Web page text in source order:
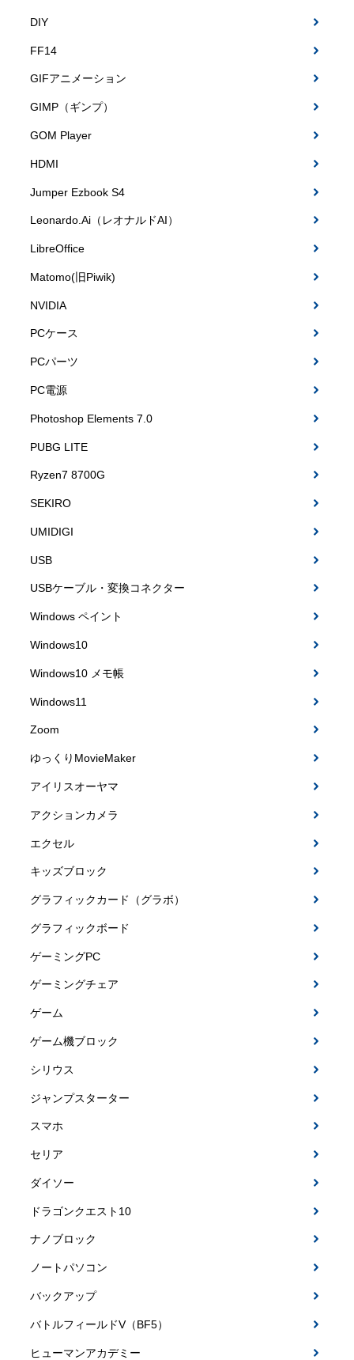
DIY
FF14
GIFアニメーション
GIMP（ギンプ）
GOM Player
HDMI
Jumper Ezbook S4
Leonardo.Ai（レオナルドAI）
LibreOffice
Matomo(旧Piwik)
NVIDIA
PCケース
PCパーツ
PC電源
Photoshop Elements 7.0
PUBG LITE
Ryzen7 8700G
SEKIRO
UMIDIGI
USB
USBケーブル・変換コネクター
Windows ペイント
Windows10
Windows10 メモ帳
Windows11
Zoom
ゆっくりMovieMaker
アイリスオーヤマ
アクションカメラ
エクセル
キッズブロック
グラフィックカード（グラボ）
グラフィックボード
ゲーミングPC
ゲーミングチェア
ゲーム
ゲーム機ブロック
シリウス
ジャンプスターター
スマホ
セリア
ダイソー
ドラゴンクエスト10
ナノブロック
ノートパソコン
バックアップ
バトルフィールドV（BF5）
ヒューマンアカデミー